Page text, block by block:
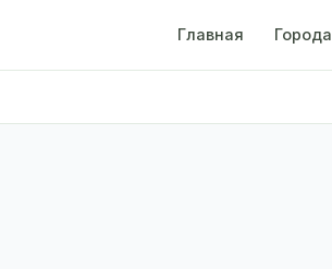
Главная Города